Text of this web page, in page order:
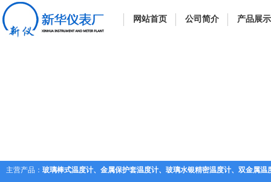
网站首页 公司简介 产品展示
主营产品： 玻璃棒式温度计、金属保护套温度计、玻璃水银精密温度计、双金属